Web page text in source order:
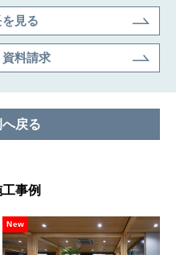
見る
料請求
戻る
事例
New